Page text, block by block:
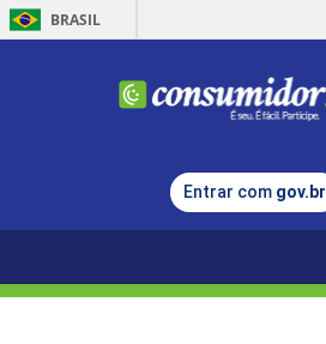
BRASIL
Entrar com gov.br